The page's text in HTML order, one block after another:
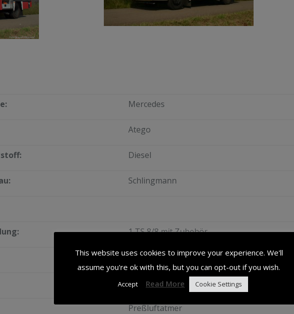
Mercedes
Atego
Diesel
Schlingmann
1 TS 8/8 mit Zubehör
4 Saugschläuche
1 Motorkettensäge mit Zubehör
Preßluftatmer
This website uses cookies to improve your experience. We'll
assume you're ok with this, but you can opt-out if you wish.
Accept Read More Cookie Settings